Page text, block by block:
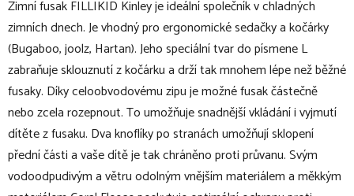
Zimní fusak FILLIKID Kinley je ideální společník v chladných
zimních dnech. Je vhodný pro ergonomické sedačky a kočárky
(Bugaboo, joolz, Hartan). Jeho speciální tvar do písmene L
zabraňuje sklouznutí z kočárku a drží tak mnohem lépe než běžné
fusaky. Díky celoobvodovému zipu je možné fusak částečně
nebo zcela rozepnout. To umožňuje snadnější vkládání i vyjmutí
dítěte z fusaku. Dva knoflíky po stranách umožňují sklopení
přední části a vaše dítě je tak chráněno proti průvanu. Svým
vodoodpudivým a větru odolným vnějším materiálem a měkkým